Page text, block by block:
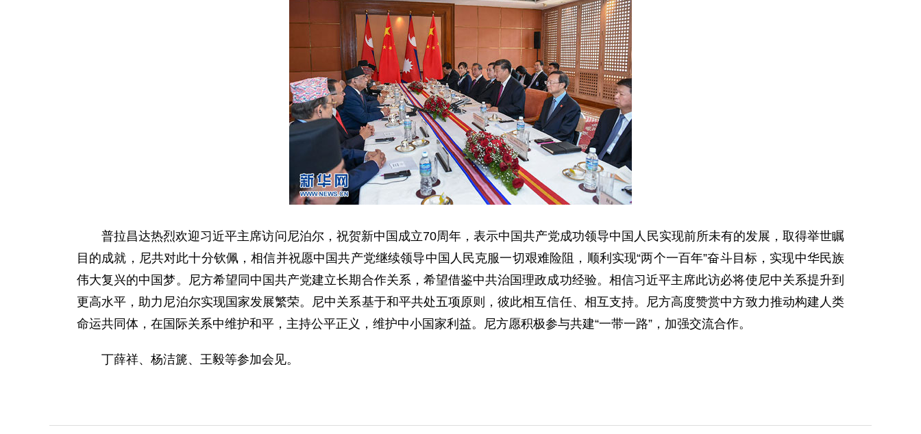
普拉昌达热烈欢迎习近平主席访问尼泊尔，祝贺新中国成立70周年，表示中国共产党成功领导中国人民实现前所未有的发展，取得举世瞩
目的成就，尼共对此十分钦佩，相信并祝愿中国共产党继续领导中国人民克服一切艰难险阻，顺利实现“两个一百年”奋斗目标，实现中华民族
伟大复兴的中国梦。尼方希望同中国共产党建立长期合作关系，希望借鉴中共治国理政成功经验。相信习近平主席此访必将使尼中关系提升到
更高水平，助力尼泊尔实现国家发展繁荣。尼中关系基于和平共处五项原则，彼此相互信任、相互支持。尼方高度赞赏中方致力推动构建人类
命运共同体，在国际关系中维护和平，主持公平正义，维护中小国家利益。尼方愿积极参与共建“一带一路”，加强交流合作。
丁薛祥、杨洁篪、王毅等参加会见。